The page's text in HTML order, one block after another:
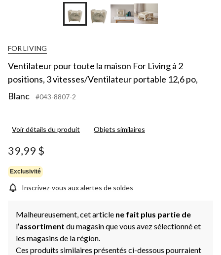
FOR LIVING
Ventilateur pour toute la maison For Living à 2
positions, 3 vitesses/Ventilateur portable 12,6 po,
Blanc
#043-8807-2
Voir détails du produit Objets similaires
39,99 $
Exclusivité
Inscrivez-vous aux alertes de soldes
Malheureusement, cet article ne fait plus partie de
l’assortiment du magasin que vous avez sélectionné et
les magasins de la région.
Ces produits similaires présentés ci-dessous pourraient